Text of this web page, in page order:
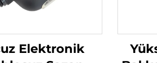
Elektronik